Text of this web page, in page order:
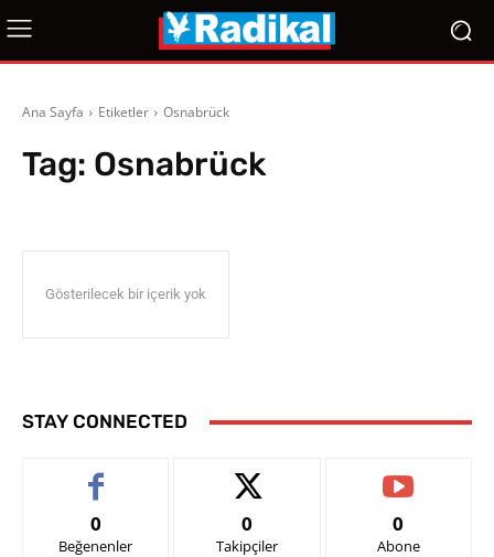
Ana Sayfa Etiketler Osnabrück
Tag: Osnabrück
Gösterilecek bir içerik yok
STAY CONNECTED
0
Beğenenler
0
Takipçiler
0
Abone